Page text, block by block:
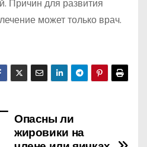
Причин для развития
может только врач.
Опасны ли
жировики на